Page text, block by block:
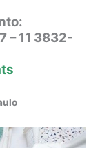
– 11 3832-